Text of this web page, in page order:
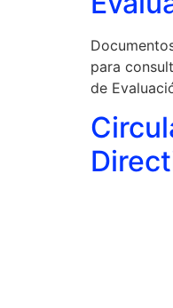
para
de